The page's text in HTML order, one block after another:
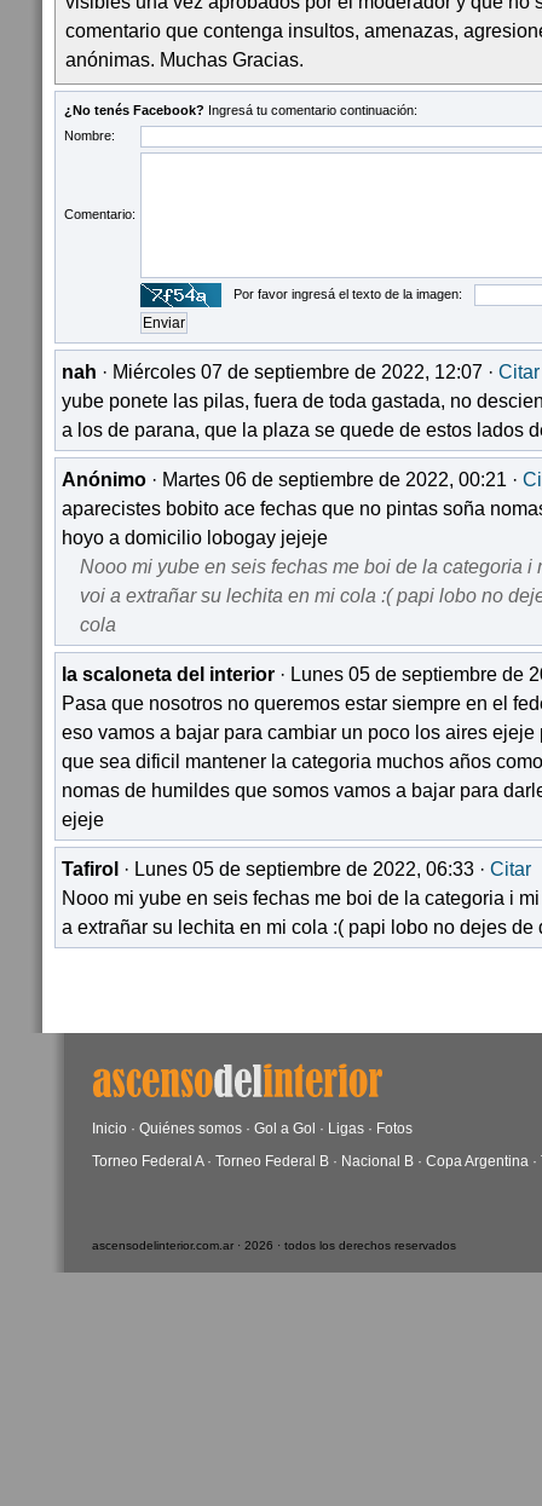
comentario que contenga insultos, amenazas,
anónimas. Muchas Gracias.
¿No tenés Facebook? Ingresá tu comentario continuación:
Nombre:
Comentario:
Por favor ingresá el texto de la imagen:
nah · Miércoles 07 de septiembre de 2022, 12:07 · Citar
yube ponete las pilas, fuera de toda gastada, no
a los de parana, que la plaza se quede de estos lados
Anónimo · Martes 06 de septiembre de 2022, 00:21 ·
aparecistes bobito ace fechas que no pintas soña
hoyo a domicilio lobogay jejeje
Nooo mi yube en seis fechas me boi de la categoria i
voi a extrañar su lechita en mi cola :( papi lobo no
cola
la scaloneta del interior · Lunes 05 de septiembre de
Pasa que nosotros no queremos estar siempre en el
eso vamos a bajar para cambiar un poco los aires
que sea dificil mantener la categoria muchos años
nomas de humildes que somos vamos a bajar para
ejeje
Tafirol · Lunes 05 de septiembre de 2022, 06:33 · Citar
Nooo mi yube en seis fechas me boi de la categoria i
a extrañar su lechita en mi cola :( papi lobo no dejes
Inicio · Quiénes somos · Gol a Gol · Ligas · Fotos
Torneo Federal A· Torneo Federal B · Nacional B · Copa Argentina ·
ascensodelinterior.com.ar · 2026 · todos los derechos reservados